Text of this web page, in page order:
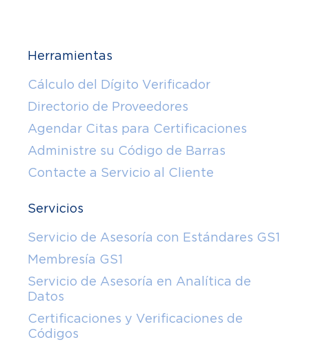
Herramientas
Cálculo del Dígito Verificador
Directorio de Proveedores
Agendar Citas para Certificaciones
Administre su Código de Barras
Contacte a Servicio al Cliente
Servicios
Servicio de Asesoría con Estándares GS1
Membresía GS1
Servicio de Asesoría en Analítica de
Datos
Certificaciones y Verificaciones de
Códigos